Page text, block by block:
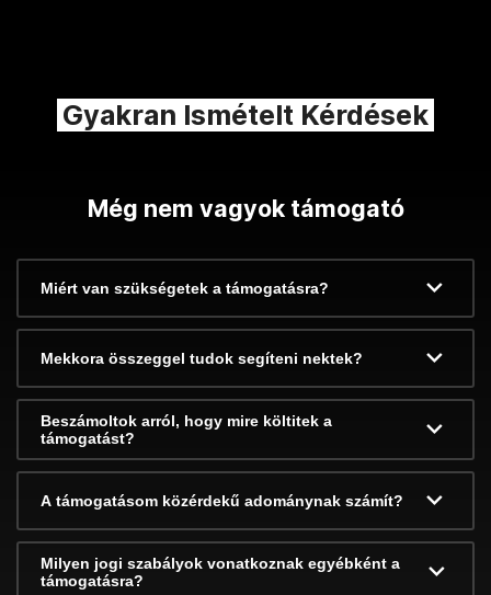
Gyakran Ismételt Kérdések
Még nem vagyok támogató
Miért van szükségetek a támogatásra?
Mekkora összeggel tudok segíteni nektek?
Beszámoltok arról, hogy mire költitek a
támogatást?
A támogatásom közérdekű adománynak számít?
Milyen jogi szabályok vonatkoznak egyébként a
támogatásra?